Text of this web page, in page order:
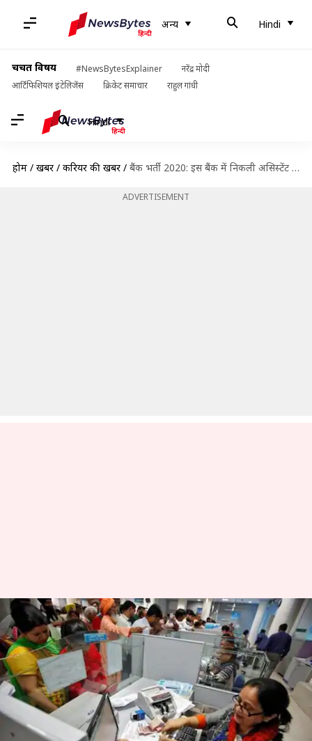
अन्य Hindi
चर्चित विषय #NewsBytesExplainer
नरेंद्र मोदी
आर्टिफिशियल इंटेलिजेंस
क्रिकेट समाचार राहुल गांधी
Hindi
होम / खबरें / करियर की खबरें / बैंक भर्ती 2020: इस बैंक में निकली असिस्टेंट के पदों पर भर्ती, जल्द करें आवेदन
ADVERTISEMENT
बैंक भर्ती 2020: इस बैंक में निकली
असिस्टेंट के पदों पर भर्ती, जल्द करें
आवेदन
लेखन मोना दीक्षित Jan 16, 2020 12:06 pm
क्या है खबर?